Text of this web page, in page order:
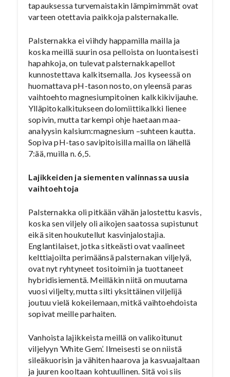
tapauksessa turvemaistakin lämpimimmät ovat
varteen otettavia paikkoja palsternakalle.
Palsternakka ei viihdy happamilla mailla ja
koska meillä suurin osa pelloista on luontaisesti
hapahkoja, on tulevat palsternakkapellot
kunnostettava kalkitsemalla. Jos kyseessä on
huomattava pH-tason nosto, on yleensä paras
vaihtoehto magnesiumpitoinen kalkkikivijauhe.
Ylläpitokalkitukseen dolomiittikalkki lienee
sopivin, mutta tarkempi ohje haetaan maa-
analyysin kalsium:magnesium –suhteen kautta.
Sopiva pH-taso savipitoisilla mailla on lähellä
7:ää, muilla n. 6,5.
Lajikkeiden ja siementen valinnassa uusia
vaihtoehtoja
Palsternakka oli pitkään vähän jalostettu kasvis,
koska sen viljely oli aikojen saatossa supistunut
eikä siten houkutellut kasvinjalostajia.
Englantilaiset, jotka sitkeästi ovat vaalineet
kelttiajoilta perimäänsä palsternakan viljelyä,
ovat nyt ryhtyneet tositoimiin ja tuottaneet
hybridisiementä. Meilläkin niitä on muutama
vuosi viljelty, mutta silti yksittäinen viljelijä
joutuu vielä kokeilemaan, mitkä vaihtoehdoista
sopivat meille parhaiten.
Vanhoista lajikkeista meillä on valikoitunut
viljelyyn ’White Gem’. Ilmeisesti se on niistä
sileäkuorisin ja vähiten haarova ja kasvuajaltaan
ja juuren kooltaan kohtuullinen. Sitä voi siis